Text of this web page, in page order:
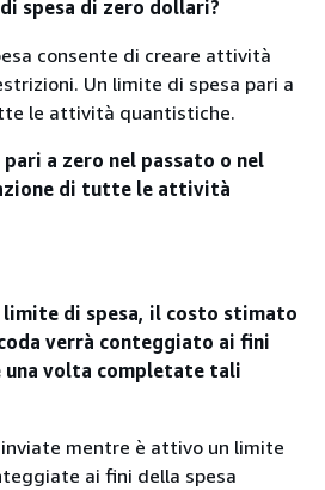
spesa di zero dollari?
consente di creare attività
Un limite di spesa pari a
le attività quantistiche.
a zero nel passato o nel
di tutte le attività
limite di spesa, il costo stimato
verrà conteggiato ai fini
una volta completate tali
mentre è attivo un limite
ai fini della spesa